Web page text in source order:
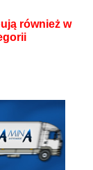
również w